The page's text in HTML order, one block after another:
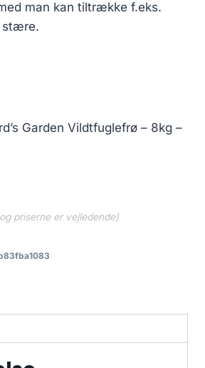
man kan tiltrække f.eks.
stære.
Garden Vildtfuglefrø – 8kg –
priserne er vejledende)